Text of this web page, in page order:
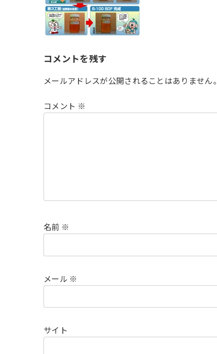
コメントを残す
メールアドレスが公開されることはありません。
コメント ※
名前 ※
メール ※
サイト